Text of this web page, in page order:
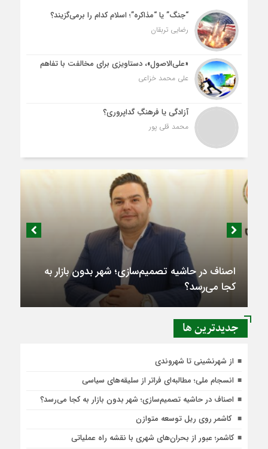
“جنگ” یا “مذاکره”؛ اسلام کدام را برمی‌گزیند؟
رضایی تربقان
«علی‌الاصول»، دستاویزی برای مخالفت با تفاهم
علی محمد خزاعی
آزادگی یا فرهنگِ گداپروری؟
محمد قلی پور
اصناف در حاشیه تصمیم‌سازی؛ شهر بدون بازار به
کجا می‌رسد؟
جديدترين ها
از شهرنشینی تا شهروندی
انسجام ملی؛ مطالبه‌ای فراتر از سلیقه‌های سیاسی
اصناف در حاشیه تصمیم‌سازی؛ شهر بدون بازار به کجا می‌رسد؟
کاشمر روی ریل توسعه متوازن
کاشمر؛ عبور از بحران‌های شهری با نقشه راه عملیاتی